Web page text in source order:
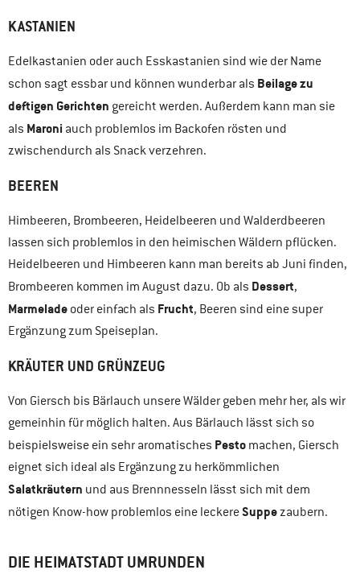
KASTANIEN
Edelkastanien oder auch Esskastanien sind wie der Name
schon sagt essbar und können wunderbar als Beilage zu
deftigen Gerichten gereicht werden. Außerdem kann man sie
als Maroni auch problemlos im Backofen rösten und
zwischendurch als Snack verzehren.
BEEREN
Himbeeren, Brombeeren, Heidelbeeren und Walderdbeeren
lassen sich problemlos in den heimischen Wäldern pflücken.
Heidelbeeren und Himbeeren kann man bereits ab Juni finden,
Brombeeren kommen im August dazu. Ob als Dessert,
Marmelade oder einfach als Frucht, Beeren sind eine super
Ergänzung zum Speiseplan.
KRÄUTER UND GRÜNZEUG
Von Giersch bis Bärlauch unsere Wälder geben mehr her, als wir
gemeinhin für möglich halten. Aus Bärlauch lässt sich so
beispielsweise ein sehr aromatisches Pesto machen, Giersch
eignet sich ideal als Ergänzung zu herkömmlichen
Salatkräutern und aus Brennnesseln lässt sich mit dem
nötigen Know-how problemlos eine leckereSuppezaubern.
DIE HEIMATSTADT UMRUNDEN